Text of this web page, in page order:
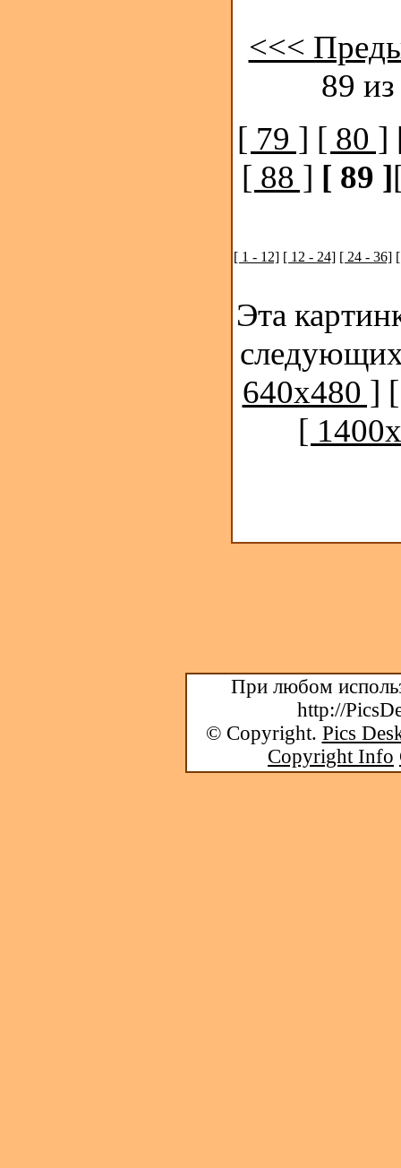
<<<
89
[ 79 ] [ 80 ]
[ 88 ] [ 89 ]
[ 1 - 12] [ 12 - 24] [ 24 - 36]
Эта
640x480 ]
[
При любом
http://
© Copyright. Pics
Copyright Info